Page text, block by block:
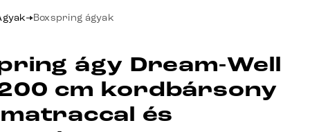
Boxspring ágyak
ágy Dream-Well
cm kordbársony
és